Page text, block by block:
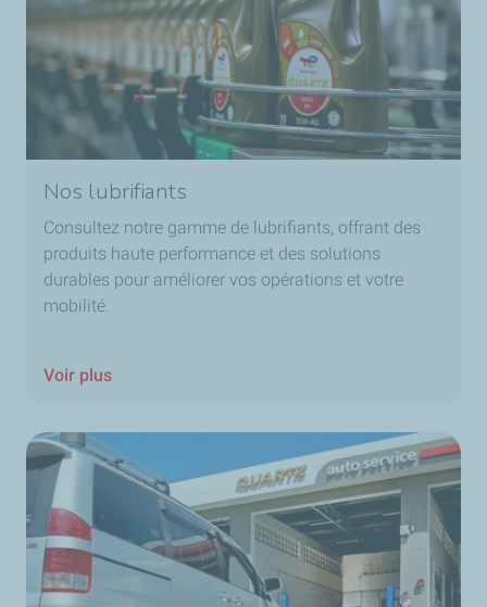
Nos lubrifiants
Consultez notre gamme de lubrifiants, offrant des
produits haute performance et des solutions
durables pour améliorer vos opérations et votre
mobilité.
Voir plus